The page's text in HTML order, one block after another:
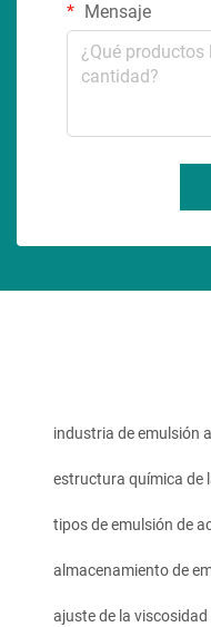
Mensaje
industria de emulsión
estructura química de
tipos de emulsión de
almacenamiento de
ajuste de la